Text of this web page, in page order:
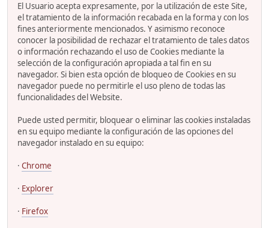
El Usuario acepta expresamente, por la utilización de este Site,
el tratamiento de la información recabada en la forma y con los
fines anteriormente mencionados. Y asimismo reconoce
conocer la posibilidad de rechazar el tratamiento de tales datos
o información rechazando el uso de Cookies mediante la
selección de la configuración apropiada a tal fin en su
navegador. Si bien esta opción de bloqueo de Cookies en su
navegador puede no permitirle el uso pleno de todas las
funcionalidades del Website.
Puede usted permitir, bloquear o eliminar las cookies instaladas
en su equipo mediante la configuración de las opciones del
navegador instalado en su equipo:
· Chrome
· Explorer
· Firefox